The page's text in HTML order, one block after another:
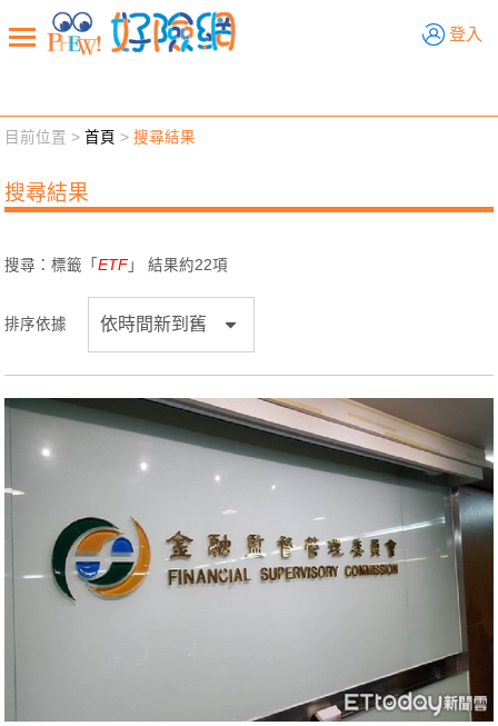
登入
新聞觀點 業務交流
退休先準備 好險學堂 輔銷工具 活動專區
目前位置 >首頁 >搜尋結果
搜尋結果
搜尋：標籤「ETF」 結果約22項
排序依據